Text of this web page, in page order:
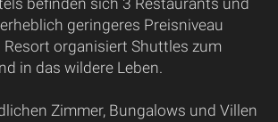
befinden sich 3 Restaurants und
geringeres Preisniveau
Resort organisiert Shuttles zum
in das wildere Leben.
Zimmer, Bungalows und Villen